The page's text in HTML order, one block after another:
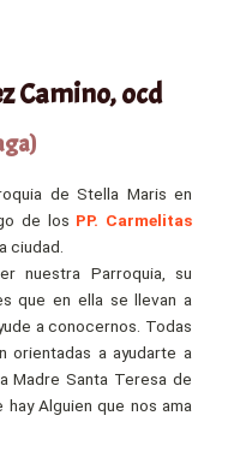
Camino, ocd
de Stella Maris en
de los PP. Carmelitas
ciudad.
nuestra Parroquia, su
que en ella se llevan a
a conocernos. Todas
orientadas a ayudarte a
Madre Santa Teresa de
Alguien que nos ama